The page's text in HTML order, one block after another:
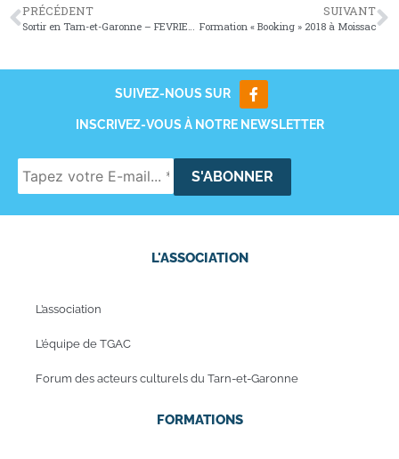
PRÉCÉDENT
Sortir en Tarn-et-Garonne – FEVRIER 2018
SUIVANT
Formation « Booking » 2018 à Moissac
SUIVEZ-NOUS SUR
INSCRIVEZ-VOUS À NOTRE NEWSLETTER
L'ASSOCIATION
L’association
L’équipe de TGAC
Forum des acteurs culturels du Tarn-et-Garonne
FORMATIONS